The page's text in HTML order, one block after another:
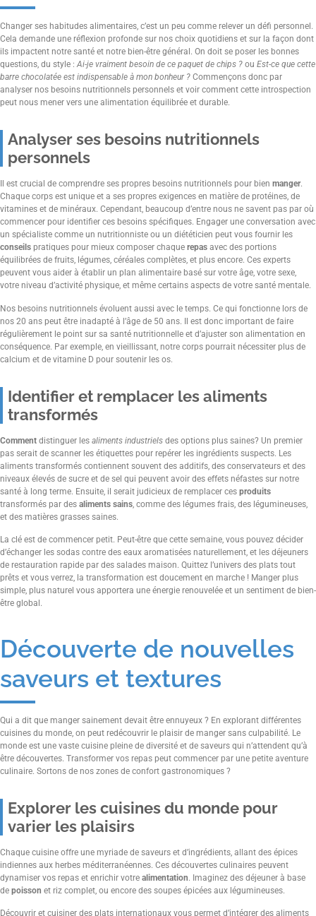
Changer ses habitudes alimentaires, c’est un peu comme relever un défi personnel.
Cela demande une réflexion profonde sur nos choix quotidiens et sur la façon dont
ils impactent notre santé et notre bien-être général. On doit se poser les bonnes
questions, du style :Ai-je vraiment besoin de ce paquet de chips ? ou Est-ce que cette
barre chocolatée est indispensable à mon bonheur ? Commençons donc par
analyser nos besoins nutritionnels personnels et voir comment cette introspection
peut nous mener vers une alimentation équilibrée et durable.
Analyser ses besoins nutritionnels
personnels
Il est crucial de comprendre ses propres besoins nutritionnels pour bien manger.
Chaque corps est unique et a ses propres exigences en matière de protéines, de
vitamines et de minéraux. Cependant, beaucoup d’entre nous ne savent pas par où
commencer pour identifier ces besoins spécifiques. Engager une conversation avec
un spécialiste comme un nutritionniste ou un diététicien peut vous fournir les
conseils pratiques pour mieux composer chaque repas avec des portions
équilibrées de fruits, légumes, céréales complètes, et plus encore. Ces experts
peuvent vous aider à établir un plan alimentaire basé sur votre âge, votre sexe,
votre niveau d’activité physique, et même certains aspects de votre santé mentale.
Nos besoins nutritionnels évoluent aussi avec le temps. Ce qui fonctionne lors de
nos 20 ans peut être inadapté à l’âge de 50 ans. Il est donc important de faire
régulièrement le point sur sa santé nutritionnelle et d’ajuster son alimentation en
conséquence. Par exemple, en vieillissant, notre corps pourrait nécessiter plus de
calcium et de vitamine D pour soutenir les os.
Identifier et remplacer les aliments
transformés
Comment distinguer les aliments industriels des options plus saines? Un premier
pas serait de scanner les étiquettes pour repérer les ingrédients suspects. Les
aliments transformés contiennent souvent des additifs, des conservateurs et des
niveaux élevés de sucre et de sel qui peuvent avoir des effets néfastes sur notre
santé à long terme. Ensuite, il serait judicieux de remplacer ces produits
transformés par des aliments sains , comme des légumes frais, des légumineuses,
et des matières grasses saines.
La clé est de commencer petit. Peut-être que cette semaine, vous pouvez décider
d’échanger les sodas contre des eaux aromatisées naturellement, et les déjeuners
de restauration rapide par des salades maison. Quittez l’univers des plats tout
prêts et vous verrez, la transformation est doucement en marche ! Manger plus
simple, plus naturel vous apportera une énergie renouvelée et un sentiment de bien-
être global.
Découverte de nouvelles
saveurs et textures
Qui a dit que manger sainement devait être ennuyeux ? En explorant différentes
cuisines du monde, on peut redécouvrir le plaisir de manger sans culpabilité. Le
monde est une vaste cuisine pleine de diversité et de saveurs qui n’attendent qu’à
être découvertes. Transformer vos repas peut commencer par une petite aventure
culinaire. Sortons de nos zones de confort gastronomiques ?
Explorer les cuisines du monde pour
varier les plaisirs
Chaque cuisine offre une myriade de saveurs et d’ingrédients, allant des épices
indiennes aux herbes méditerranéennes. Ces découvertes culinaires peuvent
dynamiser vos repas et enrichir votre alimentation. Imaginez des déjeuner à base
de poisson et riz complet, ou encore des soupes épicées aux légumineuses.
Découvrir et cuisiner des plats internationaux vous permet d’intégrer des aliments